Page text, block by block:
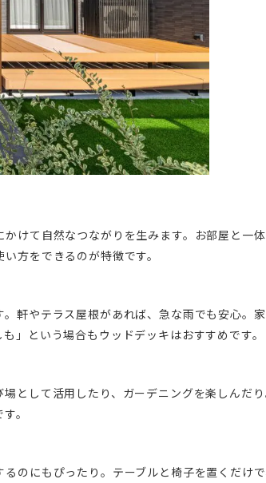
けて自然なつながりを生みます。お部屋と一
方をできるのが特徴です。
軒やテラス屋根があれば、急な雨でも安心。
」という場合もウッドデッキはおすすめです。
として活用したり、ガーデニングを楽しんだ
。
のにもぴったり。テーブルと椅子を置くだけ